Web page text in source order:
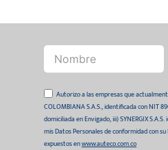
Autorizo a las empresas que
COLOMBIANA S.A.S., identificada con NIT
domiciliada en Envigado, iii) SYNERGIX
mis Datos Personales de conformidad con
expuestos enwww.auteco.com.co